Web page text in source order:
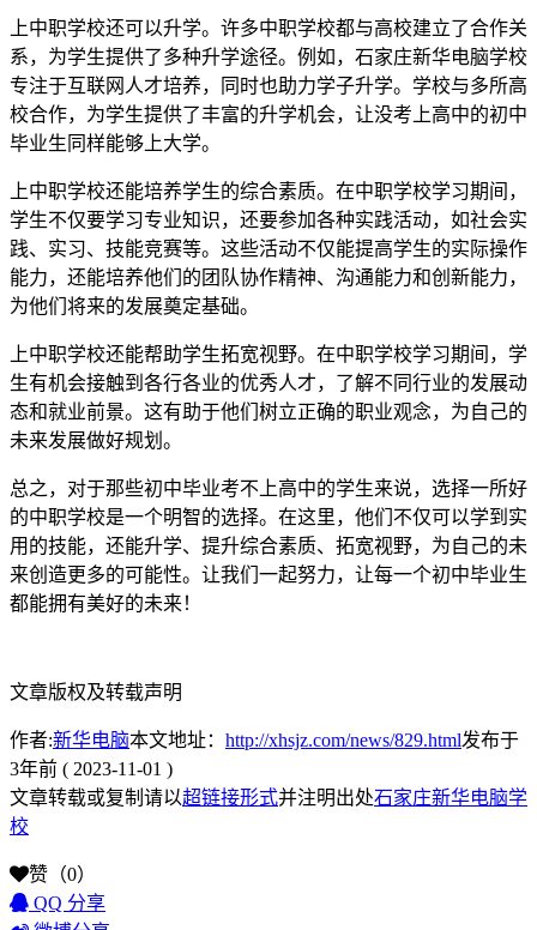
上中职学校还可以升学。许多中职学校都与高校建立了合作关
系，为学生提供了多种升学途径。例如，石家庄新华电脑学校
专注于互联网人才培养，同时也助力学子升学。学校与多所高
校合作，为学生提供了丰富的升学机会，让没考上高中的初中
毕业生同样能够上大学。
上中职学校还能培养学生的综合素质。在中职学校学习期间，
学生不仅要学习专业知识，还要参加各种实践活动，如社会实
践、实习、技能竞赛等。这些活动不仅能提高学生的实际操作
能力，还能培养他们的团队协作精神、沟通能力和创新能力，
为他们将来的发展奠定基础。
上中职学校还能帮助学生拓宽视野。在中职学校学习期间，学
生有机会接触到各行各业的优秀人才，了解不同行业的发展动
态和就业前景。这有助于他们树立正确的职业观念，为自己的
未来发展做好规划。
总之，对于那些初中毕业考不上高中的学生来说，选择一所好
的中职学校是一个明智的选择。在这里，他们不仅可以学到实
用的技能，还能升学、提升综合素质、拓宽视野，为自己的未
来创造更多的可能性。让我们一起努力，让每一个初中毕业生
都能拥有美好的未来！
文章版权及转载声明
作者:新华电脑本文地址： http://xhsjz.com/news/829.html发布于
3年前 ( 2023-11-01 )
文章转载或复制请以超链接形式并注明出处石家庄新华电脑学
校
赞（0）
QQ 分享